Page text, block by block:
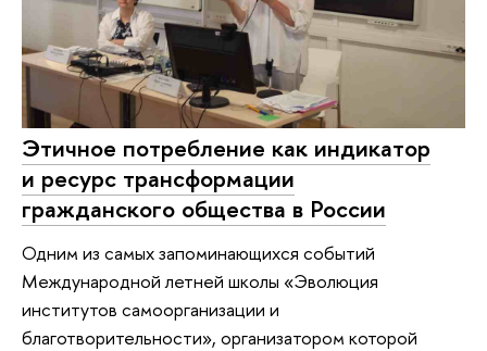
Этичное потребление как индикатор
и ресурс трансформации
гражданского общества в России
Одним из самых запоминающихся событий
Международной летней школы «Эволюция
институтов самоорганизации и
благотворительности», организатором которой